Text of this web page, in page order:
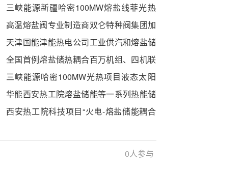
三峡能源新疆哈密100MW熔盐线菲光热
项目反射镜安装有序推进
高温熔盐阀专业制造商双仑特种阀集团加
入CSPPLAZA会员单位
天津国能津能热电公司工业供汽和熔盐储
能可研服务询价采购
全国首例熔盐储热耦合百万机组、四机联
调汽水电控调频调峰示范项目投产
三峡能源哈密100MW光热项目液态太阳
盐中标结果公告
华能西安热工院熔盐储能等一系列热能储
能技术，打造绿色电力新引擎
西安热工院科技项目“火电-熔盐储能耦合
0人参与